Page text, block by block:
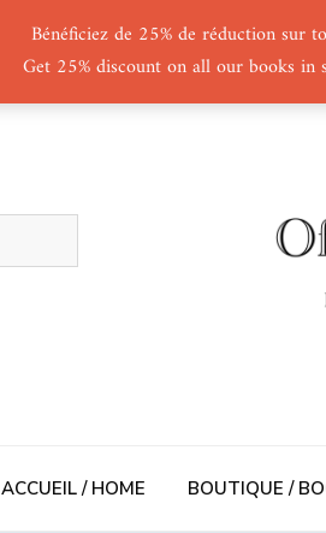
Bénéficiez de 25% de réduction sur
Get 25% discount on all our books
ACCUEIL / HOME BOUTIQUE /